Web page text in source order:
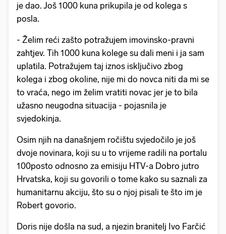
je dao. Još 1000 kuna prikupila je od kolega s
posla.
- Želim reći zašto potražujem imovinsko-pravni
zahtjev. Tih 1000 kuna kolege su dali meni i ja sam
uplatila. Potražujem taj iznos isključivo zbog
kolega i zbog okoline, nije mi do novca niti da mi se
to vraća, nego im želim vratiti novac jer je to bila
užasno neugodna situacija - pojasnila je
svjedokinja.
Osim njih na današnjem ročištu svjedočilo je još
dvoje novinara, koji su u to vrijeme radili na portalu
100posto odnosno za emisiju HTV-a Dobro jutro
Hrvatska, koji su govorili o tome kako su saznali za
humanitarnu akciju, što su o njoj pisali te što im je
Robert govorio.
Doris nije došla na sud, a njezin branitelj Ivo Farčić